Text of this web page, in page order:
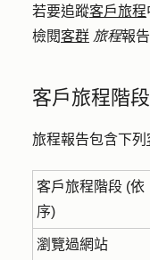
若要追蹤客戶旅程
檢閱客群 旅程報
客戶旅程階段
旅程報告包含下列
客戶旅程階段 (依
序)
瀏覽過網站